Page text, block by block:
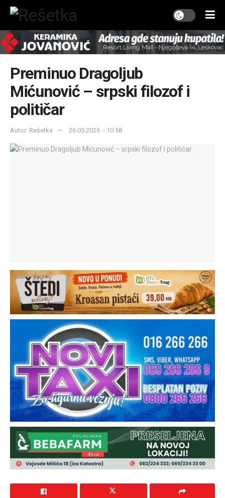
Preminuo Dragoljub
Mićunović – srpski filozof i
političar
Autor: Rešetka 26.05.2026. - 10:58